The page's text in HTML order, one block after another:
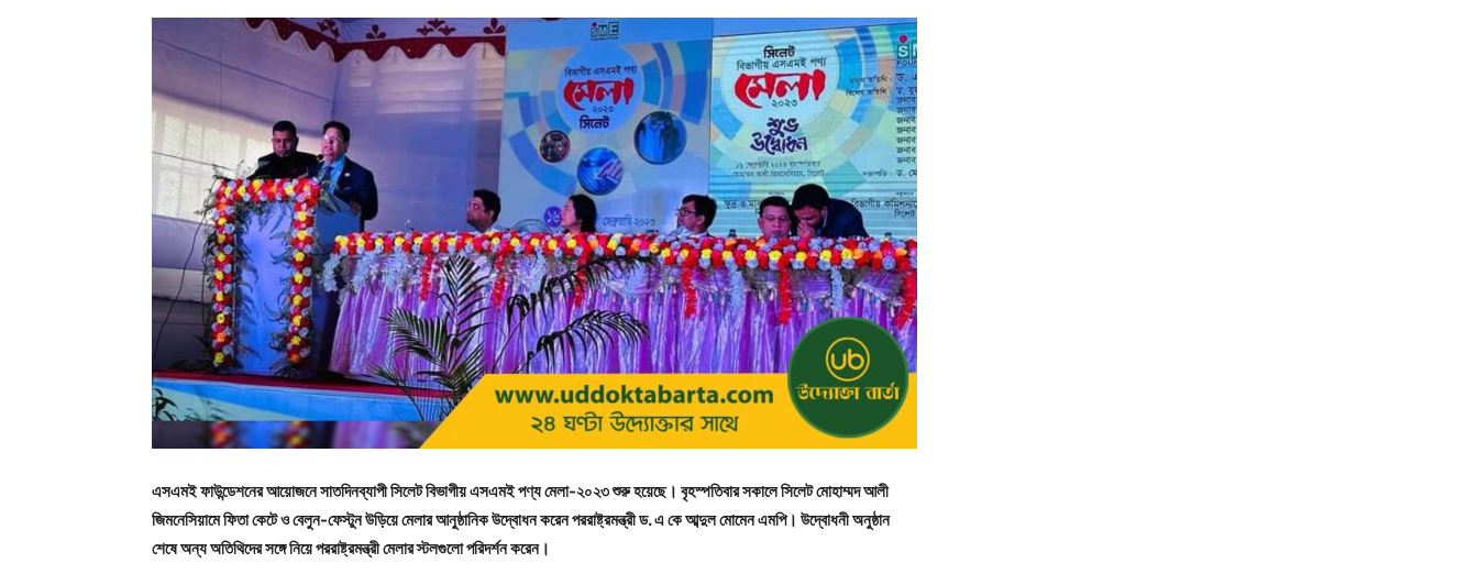
এসএমই ফাউন্ডেশনের আয়োজনে সাতদিনব্যাপী সিলেট বিভাগীয় এসএমই পণ্য মেলা-২০২৩ শুরু হয়েছে। বৃহস্পতিবার সকালে সিলেট মোহাম্মদ আলী
জিমনেসিয়ামে ফিতা কেটে ও বেলুন-ফেস্টুন উড়িয়ে মেলার আনুষ্ঠানিক উদ্বোধন করেন পররাষ্ট্রমন্ত্রী ড. এ কে আব্দুল মোমেন এমপি। উদ্বোধনী অনুষ্ঠান
শেষে অন্য অতিথিদের সঙ্গে নিয়ে পররাষ্ট্রমন্ত্রী মেলার স্টলগুলো পরিদর্শন করেন।